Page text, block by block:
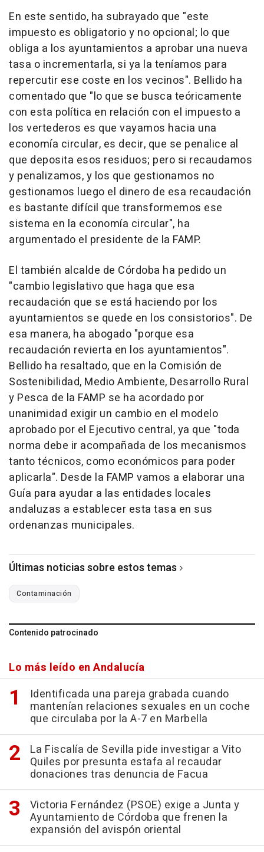
En este sentido, ha subrayado que "este
impuesto es obligatorio y no opcional; lo que
obliga a los ayuntamientos a aprobar una nueva
tasa o incrementarla, si ya la teníamos para
repercutir ese coste en los vecinos". Bellido ha
comentado que "lo que se busca teóricamente
con esta política en relación con el impuesto a
los vertederos es que vayamos hacia una
economía circular, es decir, que se penalice al
que deposita esos residuos; pero si recaudamos
y penalizamos, y los que gestionamos no
gestionamos luego el dinero de esa recaudación
es bastante difícil que transformemos ese
sistema en la economía circular", ha
argumentado el presidente de la FAMP.
El también alcalde de Córdoba ha pedido un
"cambio legislativo que haga que esa
recaudación que se está haciendo por los
ayuntamientos se quede en los consistorios". De
esa manera, ha abogado "porque esa
recaudación revierta en los ayuntamientos".
Bellido ha resaltado, que en la Comisión de
Sostenibilidad, Medio Ambiente, Desarrollo Rural
y Pesca de la FAMP se ha acordado por
unanimidad exigir un cambio en el modelo
aprobado por el Ejecutivo central, ya que "toda
norma debe ir acompañada de los mecanismos
tanto técnicos, como económicos para poder
aplicarla". Desde la FAMP vamos a elaborar una
Guía para ayudar a las entidades locales
andaluzas a establecer esta tasa en sus
ordenanzas municipales.
Últimas noticias sobre estos temas
Contaminación
Contenido patrocinado
Lo más leído en Andalucía
Identificada una pareja grabada cuando
mantenían relaciones sexuales en un coche
que circulaba por la A-7 en Marbella
La Fiscalía de Sevilla pide investigar a Vito
Quiles por presunta estafa al recaudar
donaciones tras denuncia de Facua
Victoria Fernández (PSOE) exige a Junta y
Ayuntamiento de Córdoba que frenen la
expansión del avispón oriental